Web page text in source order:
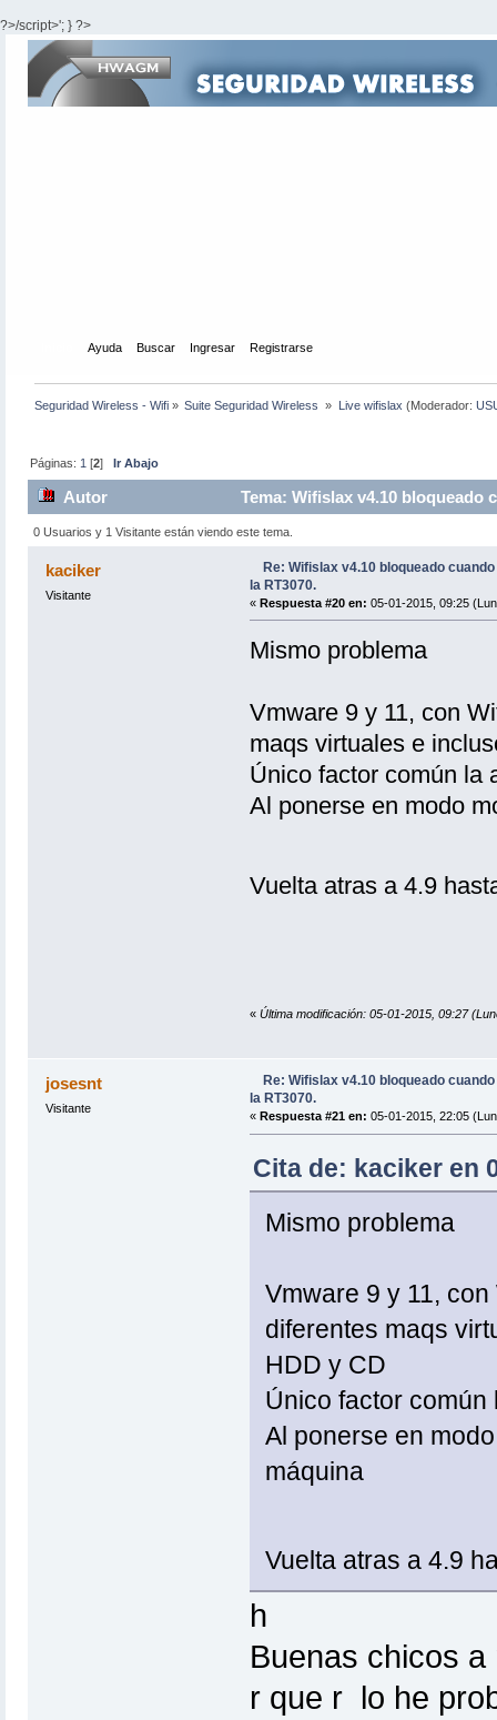
?>/script>'; } ?>
Ayuda Buscar Ingresar Registrarse
Seguridad Wireless - Wifi » Suite Seguridad Wireless » Live wifislax (Moderador:
Páginas: 1 [2]Ir Abajo
Autor Tema: Wifislax v4.10 bloqueado
0 Usuarios y 1 Visitante están viendo este tema.
kaciker
Visitante
Re: Wifislax v4.10 bloqueado
la RT3070.
« Respuesta #20 en: 05-01-2015, 09:25
Mismo problema
Vmware 9 y 11, con
maqs virtuales e
Único factor común la
Al ponerse en modo
Vuelta atras a 4.9
« Última modificación: 05-01-2015, 09:27
josesnt
Visitante
Re: Wifislax v4.10 bloqueado
la RT3070.
« Respuesta #21 en: 05-01-2015, 22:05
Cita de: kaciker en
Mismo problema
Vmware 9 y 11,
diferentes maqs
HDD y CD
Único factor común
Al ponerse en
máquina
Vuelta atras a 4.9
h
Buenas chicos
r que r lo he